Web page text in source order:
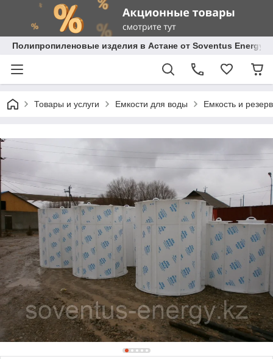
Полипропиленовые изделия в Астане от Soventus Energy
Товары и услуги Емкости для воды Емкость и